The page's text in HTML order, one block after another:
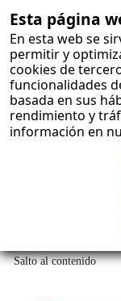
Esta página
En esta web se
permitir y
cookies de
funcionalidades
basada en sus
rendimiento y
información en
Salto al contenido